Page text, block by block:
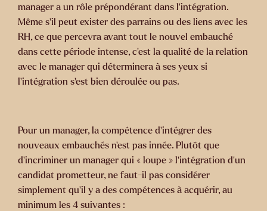
manager a un rôle prépondérant dans l’intégration.
Même s’il peut exister des parrains ou des liens avec les
RH, ce que percevra avant tout le nouvel embauché
dans cette période intense, c’est la qualité de la relation
avec le manager qui déterminera à ses yeux si
l’intégration s’est bien déroulée ou pas.
Pour un manager, la compétence d’intégrer des
nouveaux embauchés n’est pas innée. Plutôt que
d’incriminer un manager qui « loupe » l’intégration d’un
candidat prometteur, ne faut-il pas considérer
simplement qu’il y a des compétences à acquérir, au
minimum les 4 suivantes :